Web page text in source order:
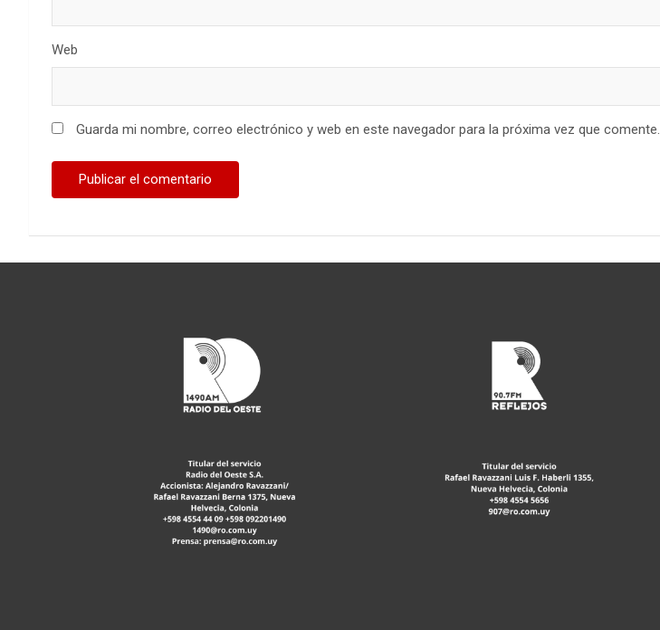
Web
Guarda mi nombre, correo electrónico y web en este navegador para la próxima vez que comente.